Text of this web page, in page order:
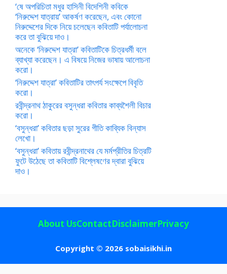
‘ষে অপরিচিতা মধুর হাসিনী বিদেশিনী কবিকে
‘নিরুদ্দেশ যাত্রায়’ আকর্ষণ করেছেন, এবং কোনো
নিরুদ্দেশের দিকে নিয়ে চলেছেন কবিতাটি পর্যালোচনা
করে তা বুঝিয়ে দাও।
অনেকে ‘নিরুদ্দেশ যাত্রা’ কবিতাটিকে চিত্রধর্মী বলে
ব্যাখ্যা করেছেন। এ বিষয়ে নিজের ভাষায় আলোচনা
করো।
‘নিরুদ্দেশ যাত্রা’ কবিতাটির তাৎপর্য সংক্ষেপে বিবৃতি
করো।
রবীন্দ্রনাথ ঠাকুরের বসুন্ধরা কবিতার কাব্যশৈলী বিচার
করো।
‘বসুন্ধরা’ কবিতার ছড়া সুরের গীতি কাব্যিক বিন্যাস
লেখো।
‘বসুন্ধরা’ কবিতায় রবীন্দ্রনাথের যে মর্মপ্রীতির চিত্রটি
ফুটে উঠেছে তা কবিতাটি বিশ্লেষণের দ্বারা বুঝিয়ে
দাও।
Copyright © 2026 sobaisikhi.in
About UsContactDisclaimerPrivacy